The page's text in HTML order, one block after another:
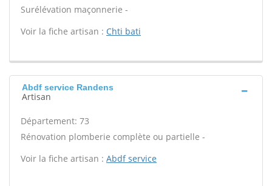
Surélévation maçonnerie -
Voir la fiche artisan : Chti bati
Abdf service Randens
Artisan
Département: 73
Rénovation plomberie complète ou partielle -
Voir la fiche artisan : Abdf service